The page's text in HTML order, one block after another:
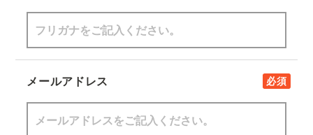
メールアドレス 必須